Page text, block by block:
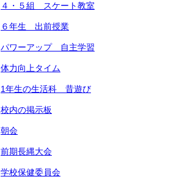
４・５組 スケート教室
６年生 出前授業
パワーアップ 自主学習
体力向上タイム
1年生の生活科 昔遊び
校内の掲示板
朝会
前期長縄大会
学校保健委員会